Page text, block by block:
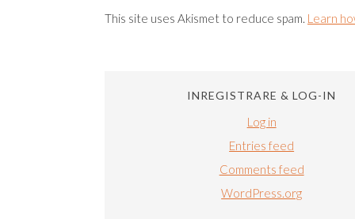
This site uses Akismet to reduce spam. Learn
INREGISTRARE & LOG-IN
Log in
Entries feed
Comments feed
WordPress.org